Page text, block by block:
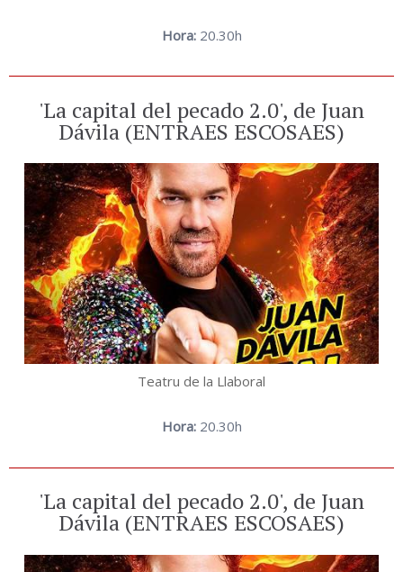
Hora:20.30h
'La capital del pecado 2.0', de Juan
Dávila (ENTRAES ESCOSAES)
Teatru de la Llaboral
Hora:20.30h
'La capital del pecado 2.0', de Juan
Dávila (ENTRAES ESCOSAES)